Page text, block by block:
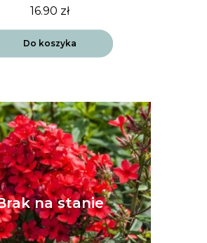
16.90 zł
Do koszyka